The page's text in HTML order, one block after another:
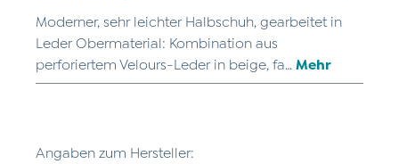
Moderner, sehr leichter Halbschuh, gearbeitet in
Leder Obermaterial: Kombination aus
perforiertem Velours-Leder in beige, fa… Mehr
Angaben zum Hersteller: